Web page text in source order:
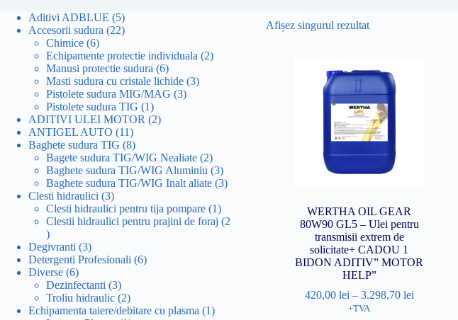
Afișez singurul rezultat
WERTHA OIL GEAR
80W90 GL5 – Ulei pentru
transmisii extrem de
solicitate+ CADOU 1
BIDON ADITIV” MOTOR
HELP”
420,00 lei – 3.298,70 lei
+TVA
Aditivi ADBLUE 55
produse
Accesorii sudura 2222
produse
Chimice 66
produse
Echipamente protectie individuala 22
Manusi protectie sudura 66
produse
Masti sudura cu cristale lichide 33
Pistolete sudura MIG/MAG 33
Pistolete sudura TIG 11
produs
ADITIVI ULEI MOTOR 22
ANTIGEL AUTO 1111
produse
Baghete sudura TIG 88
produse
Bagete sudura TIG/WIG Nealiate 22
produse
Baghete sudura TIG/WIG Aluminiu 33
produse
Baghete sudura TIG/WIG Inalt aliate 33
Clesti hidraulici 33
produse
Clesti hidraulici pentru tija pompare 11
produs
Clestii hidraulici pentru prajini de foraj
2
2
produse
Degivranti 33
produse
Detergenti Profesionali 66
Diverse 66
produse
Dezinfectanti 33
produse
Troliu hidraulic 22
produse
Echipamenta taiere/debitare cu plasma 11